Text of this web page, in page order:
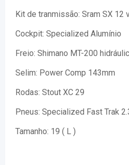
Kit de tranmissão: Sram SX 12
Cockpit: Specialized Alumínio
Freio: Shimano MT-200
Selim: Power Comp 143mm
Rodas: Stout XC 29
Pneus: Specialized Fast Trak
Tamanho: 19 ( L )